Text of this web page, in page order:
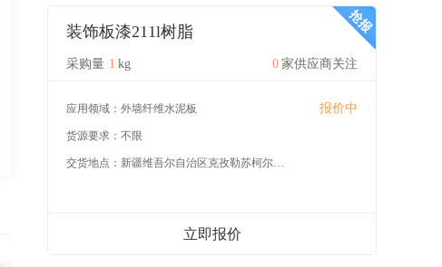
装饰板漆211l树脂
采购量 1 kg 0 家供应商关注
应用领域： 外墙纤维水泥板 报价中
货源要求： 不限
交货地点： 新疆维吾尔自治区克孜勒苏柯尔克孜自治州
立即报价